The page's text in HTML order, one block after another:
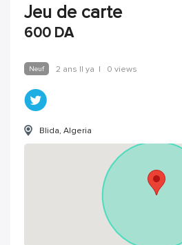
Jeu de carte
600 DA
Neuf 2 ans Il ya | 0 views
Blida, Algeria